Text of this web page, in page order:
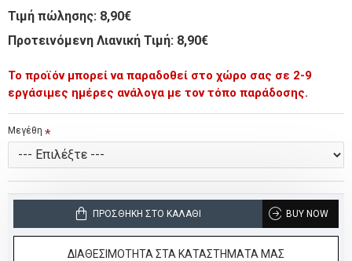
Τιμή πώλησης: 8,90€
Προτεινόμενη Λιανική Τιμή: 8,90€
Το προϊόν μπορεί να παραδοθεί στο χώρο σας σε 2-9
εργάσιμες ημέρες ανάλογα με τον τόπο παράδοσης.
Μεγέθη
ΠΡΟΣΘΉΚΗ ΣΤΟ ΚΑΛΆΘΙ BUY NOW
ΔΙΑΘΕΣΙΜΟΤΗΤΑ ΣΤΑ ΚΑΤΑΣΤΗΜΑΤΑ ΜΑΣ